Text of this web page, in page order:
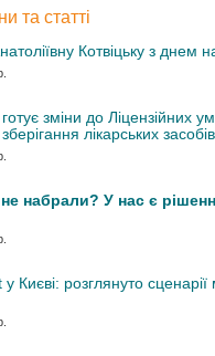
та статті
Котвіцьку з днем
зміни до Ліцензійних
лікарських засобів
набрали? У нас є
Києві: розглянуто